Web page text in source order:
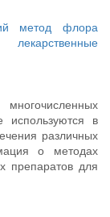
метод флора
лекарственные
используются в
различных
о методах
препаратов для